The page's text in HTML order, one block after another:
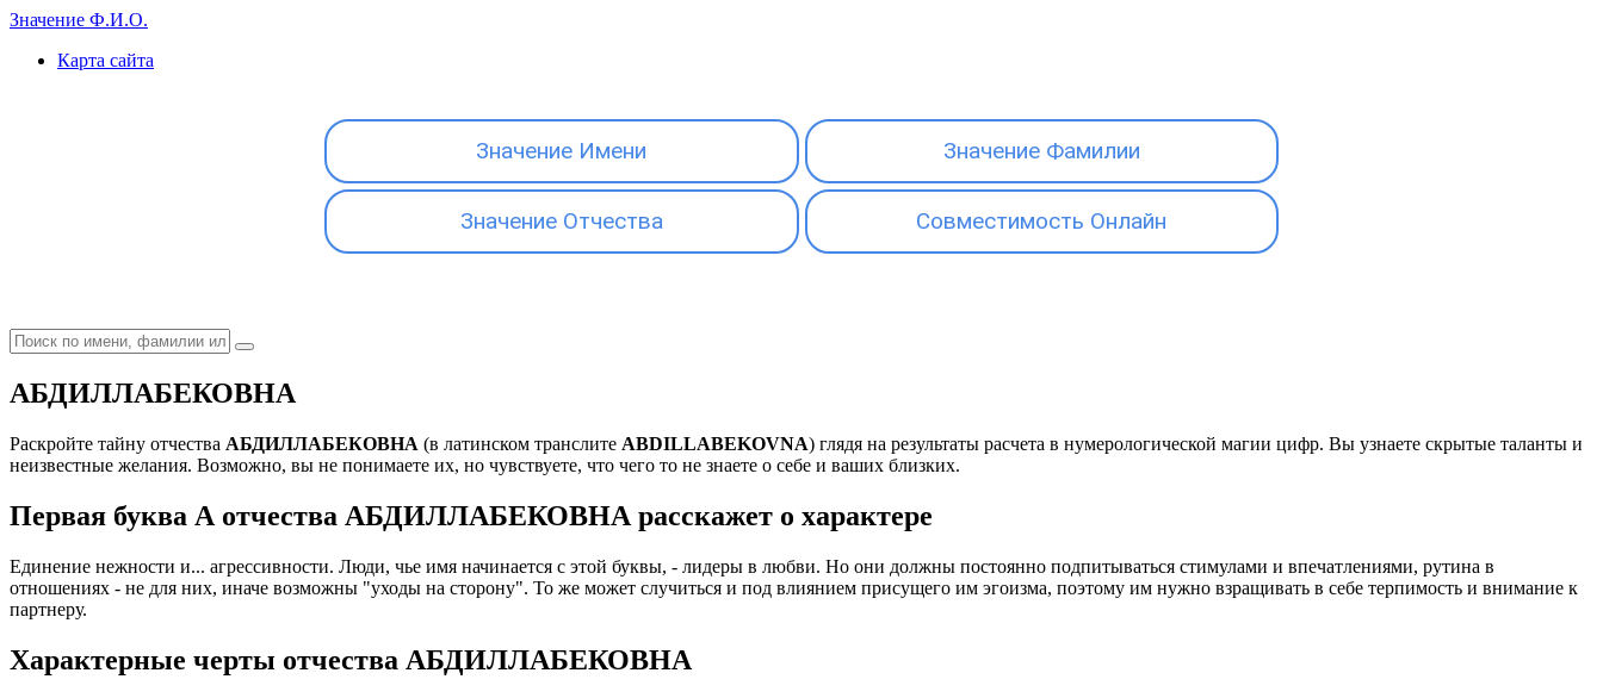
Значение Ф.И.О.
Карта сайта
Значение Имени Значение Фамилии
Значение Отчества Совместимость Онлайн
АБДИЛЛАБЕКОВНА
Раскройте тайну отчества АБДИЛЛАБЕКОВНА (в латинском транслите ABDILLABEKOVNA) глядя на результаты расчета в нумерологической магии цифр. Вы узнаете скрытые таланты и
неизвестные желания. Возможно, вы не понимаете их, но чувствуете, что чего то не знаете о себе и ваших близких.
Первая буква А отчества АБДИЛЛАБЕКОВНА расскажет о характере
Единение нежности и... агрессивности. Люди, чье имя начинается с этой буквы, - лидеры в любви. Но они должны постоянно подпитываться стимулами и впечатлениями, рутина в
отношениях - не для них, иначе возможны "уходы на сторону". То же может случиться и под влиянием присущего им эгоизма, поэтому им нужно взращивать в себе терпимость и внимание к
партнеру.
Характерные черты отчества АБДИЛЛАБЕКОВНА